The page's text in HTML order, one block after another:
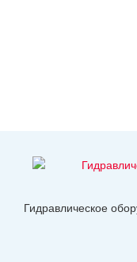
Гидравлическое